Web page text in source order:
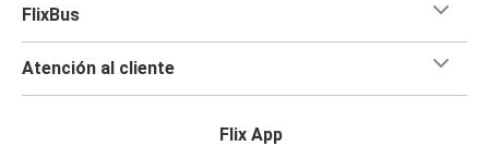
FlixBus
Atención al cliente
Flix App